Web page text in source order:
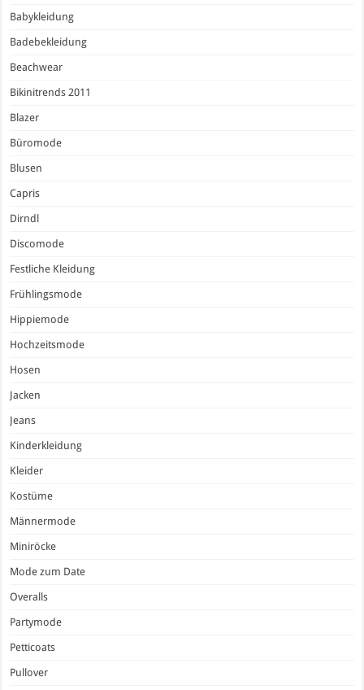
Babykleidung
Badebekleidung
Beachwear
Bikinitrends 2011
Blazer
Büromode
Blusen
Capris
Dirndl
Discomode
Festliche Kleidung
Frühlingsmode
Hippiemode
Hochzeitsmode
Hosen
Jacken
Jeans
Kinderkleidung
Kleider
Kostüme
Männermode
Miniröcke
Mode zum Date
Overalls
Partymode
Petticoats
Pullover